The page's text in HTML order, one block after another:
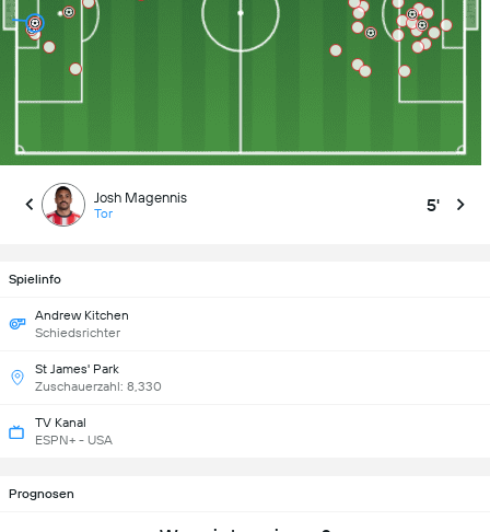
Josh Magennis
Tor 5'
Spielinfo
Andrew Kitchen
Schiedsrichter
St James' Park
Zuschauerzahl: 8,330
TV Kanal
ESPN+ - USA
Prognosen